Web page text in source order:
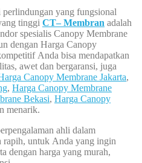
yang fungsional
tinggi CT– Membran adalah
spesialis Canopy Membrane
dengan Harga Canopy
Anda bisa mendapatkan
awet dan bergaransi, juga
Canopy Membrane Jakarta,
, Harga Canopy Membrane
Bekasi, Harga Canopy
menarik.
ahli dalam
rapih, untuk Anda yang ingin
dengan harga yang murah,